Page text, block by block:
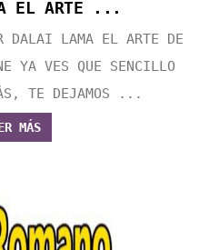
EL ARTE ...
DALAI LAMA EL ARTE DE
YA VES QUE SENCILLO
TE DEJAMOS ...
MÁS